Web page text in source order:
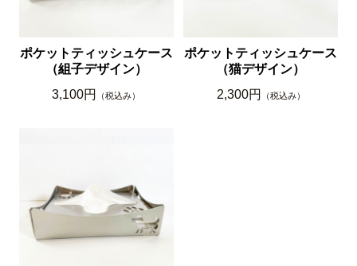
ポケットティッシュケース
（組子デザイン）
3,100円
（税込み）
ポケットティッシュケース
（猫デザイン）
2,300円
（税込み）